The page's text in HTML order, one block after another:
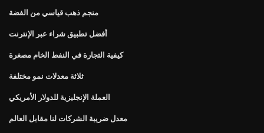
منجم ذهب قياسي من الفضة
أفضل تطبيق شراء عبر الإنترنت
كيفية التجارة في النفط الخام مصغرة
ثلاثة معدلات نمو مختلفة
العملة الإنجليزية للدولار الأمريكي
معدل ضريبة الشركات لنا مقابل العالم